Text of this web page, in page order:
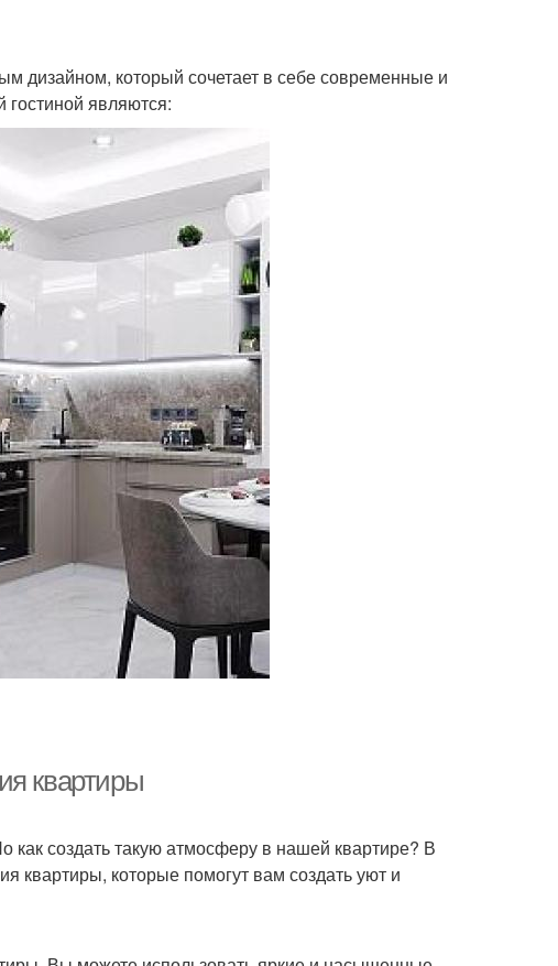
дизайном, который сочетает в себе современные и
являются:
квартиры
создать такую атмосферу в нашей квартире? В
квартиры, которые помогут вам создать уют и